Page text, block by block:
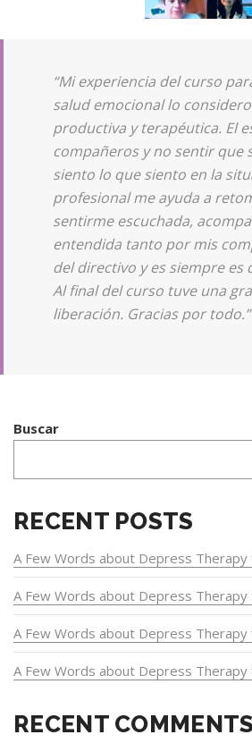
“Mi experiencia del curso
salud emocional lo
productiva y terapéutica. El
compañeros y no sentir que
siento lo que siento en la
profesional me ayuda a
sentirme escuchada,
entendida tanto por mis
del directivo y es siempre es
Al final del curso tuve una
liberación. Gracias por todo.”
Buscar
RECENT POSTS
A Few Words about Depress Therapy
A Few Words about Depress Therapy
A Few Words about Depress Therapy
A Few Words about Depress Therapy
RECENT COMMENTS